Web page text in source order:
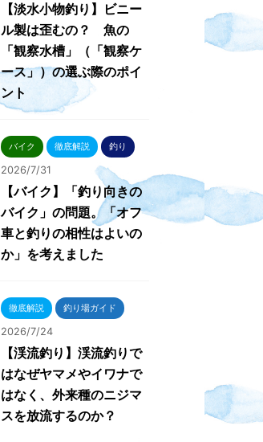
【淡水小物釣り】ビニー
ル製は歪むの？ 魚の
「観察水槽」（「観察ケ
ース」）の選ぶ際のポイ
ント
バイク 徹底解説 釣り
2026/7/31
【バイク】「釣り向きの
バイク」の問題。「オフ
車と釣りの相性はよいの
か」を考えました
徹底解説 釣り場ガイド
2026/7/24
【渓流釣り】渓流釣りで
はなぜヤマメやイワナで
はなく、外来種のニジマ
スを放流するのか？